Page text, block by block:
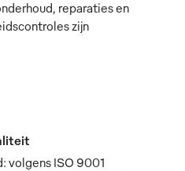
reparaties en
zijn
volgens ISO 9001